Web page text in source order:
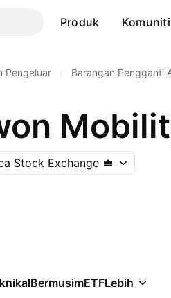
Produk Komuniti
Pengeluar Barangan Pengganti
Stock Exchange
BermusimETFLebih